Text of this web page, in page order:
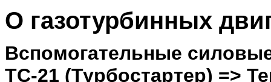
О газотурбинных
Вспомогательные
ТС-21 (Турбостартер) =>